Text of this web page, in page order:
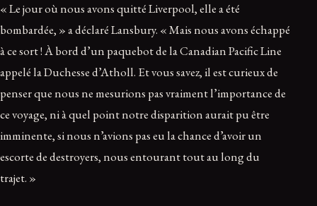
« Le jour où nous avons quitté Liverpool, elle a été
bombardée, » a déclaré Lansbury. « Mais nous avons échappé
à ce sort ! À bord d’un paquebot de la Canadian Pacific Line
appelé la Duchesse d’Atholl. Et vous savez, il est curieux de
penser que nous ne mesurions pas vraiment l’importance de
ce voyage, ni à quel point notre disparition aurait pu être
imminente, si nous n’avions pas eu la chance d’avoir un
escorte de destroyers, nous entourant tout au long du
trajet. »